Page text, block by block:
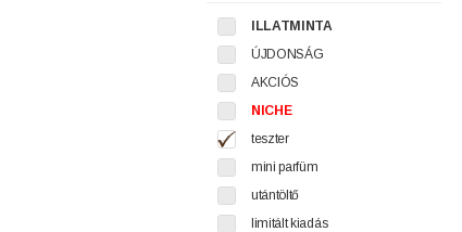
ILLATMINTA
ÚJDONSÁG
AKCIÓS
NICHE
teszter
mini parfüm
utántöltő
limitált kiadás